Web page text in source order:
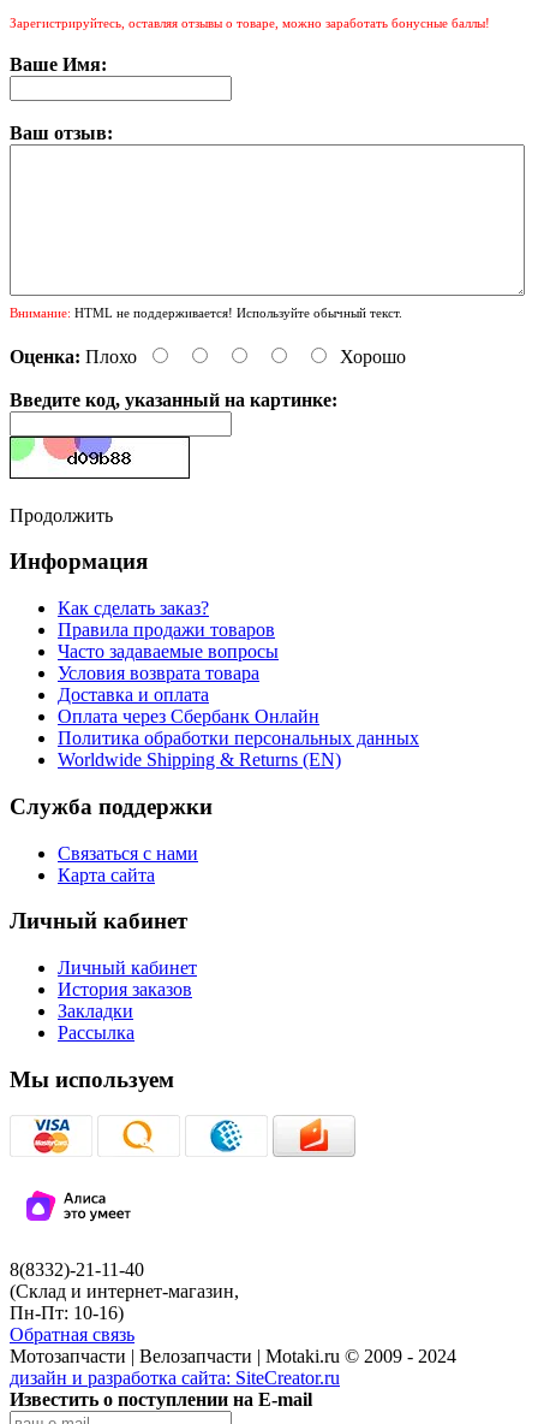
Зарегистрируйтесь, оставляя отзывы о товаре, можно заработать бонусные баллы!
Ваше Имя:
Ваш отзыв:
Внимание: HTML не поддерживается! Используйте обычный текст.
Оценка: Плохо Хорошо
Введите код, указанный на картинке:
Продолжить
Информация
Как сделать заказ?
Правила продажи товаров
Часто задаваемые вопросы
Условия возврата товара
Доставка и оплата
Оплата через Сбербанк Онлайн
Политика обработки персональных данных
Worldwide Shipping & Returns (EN)
Служба поддержки
Связаться с нами
Карта сайта
Личный кабинет
Личный кабинет
История заказов
Закладки
Рассылка
Мы используем
8(8332)-21-11-40
(Склад и интернет-магазин,
Пн-Пт: 10-16)
Обратная связь
Мотозапчасти | Велозапчасти | Motaki.ru © 2009 - 2024
дизайн и разработка сайта: SiteCreator.ru
Известить о поступлении на E-mail